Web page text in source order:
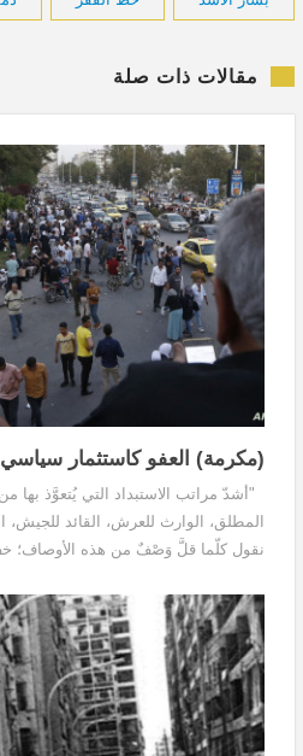
مقالات ذات صلة
(مكرمة) العفو كاستثمار سياسي
"أشدّ مراتب الاستبداد التي يُتعوَّذ
المطلق، الوارث للعرش، القائد للجيش،
نقول كلّما قلَّ وَصْفٌ من هذه الأوصاف؛ خفَّ